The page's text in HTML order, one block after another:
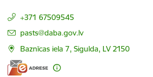
+371 67509545
E-pasts:
pasts@daba.gov.lv
Baznīcas iela 7, Sigulda, LV 2150